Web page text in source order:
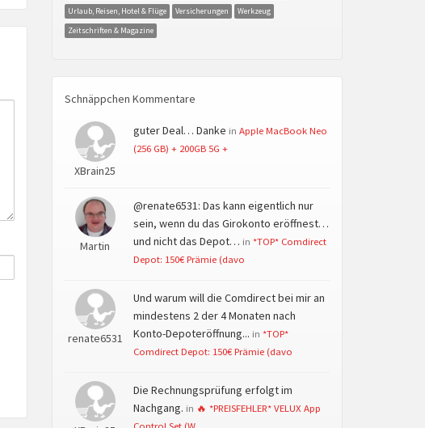
Urlaub, Reisen, Hotel & Flüge
Versicherungen
Werkzeug
Zeitschriften & Magazine
Schnäppchen Kommentare
XBrain25
guter Deal… Danke in Apple MacBook Neo
(256 GB) + 200GB 5G +
Martin
@renate6531: Das kann eigentlich nur
sein, wenn du das Girokonto eröffnest…
und nicht das Depot… in *TOP* Comdirect
Depot: 150€ Prämie (davo
renate6531
Und warum will die Comdirect bei mir an
mindestens 2 der 4 Monaten nach
Konto-Depoteröffnung... in *TOP*
Comdirect Depot: 150€ Prämie (davo
Die Rechnungsprüfung erfolgt im
Nachgang. in 🔥 *PREISFEHLER* VELUX App
Control Set (W